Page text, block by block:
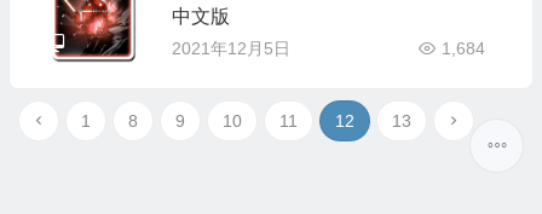
中文版
2021年12月5日 1,684
1 8 9 10 11 12 13